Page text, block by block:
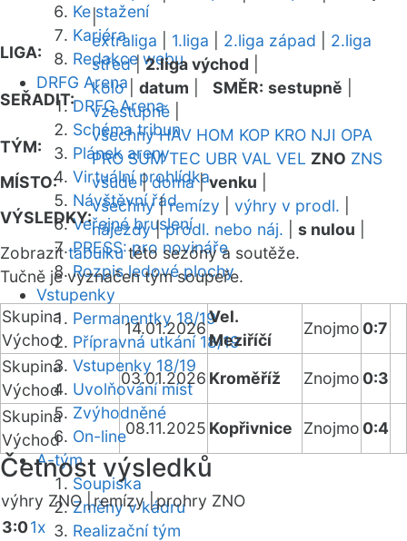
Ke stažení
Kariéra
Redakce webu
DRFG Arena
DRFG Arena
Schéma tribun
Plánek areny
Virtuální prohlídka
Návštěvní řád
Veřejné bruslení
PRESS: pro novináře
Rozpis ledové plochy
Vstupenky
Permanentky 18/19
Přípravná utkání 18/19
Vstupenky 18/19
Uvolňování míst
Zvýhodněné
On-line
A-tým
Soupiska
Změny v kádru
Realizační tým
|
LIGA:
extraliga 1.liga 2.liga západ
2.liga
střed|2.liga východ
SEŘADIT:
kolo| datum SMĚR: sestupně
vzestupně
TÝM:
všechny HAV HOM KOP KRO NJI OPA
PRO SUM TEC UBR VAL VEL ZNO ZNS
MÍSTO:
všude|doma|venku
VÝSLEDKY:
všechny|remízy výhry v prodl.
nájezdy|prodl. nebo náj. s nulou
Zobrazittabulkutéto sezóny a soutěže.
Tučně je vyznačen tým soupeře.
Skupina
Východ
14.01.2026
Vel.
Meziříčí
Znojmo 0:7
Skupina
Východ
03.01.2026 Kroměříž Znojmo 0:3
Skupina
Východ
08.11.2025 Kopřivnice Znojmo 0:4
Četnost výsledků
výhry ZNO |remízy |prohry ZNO
3:01x